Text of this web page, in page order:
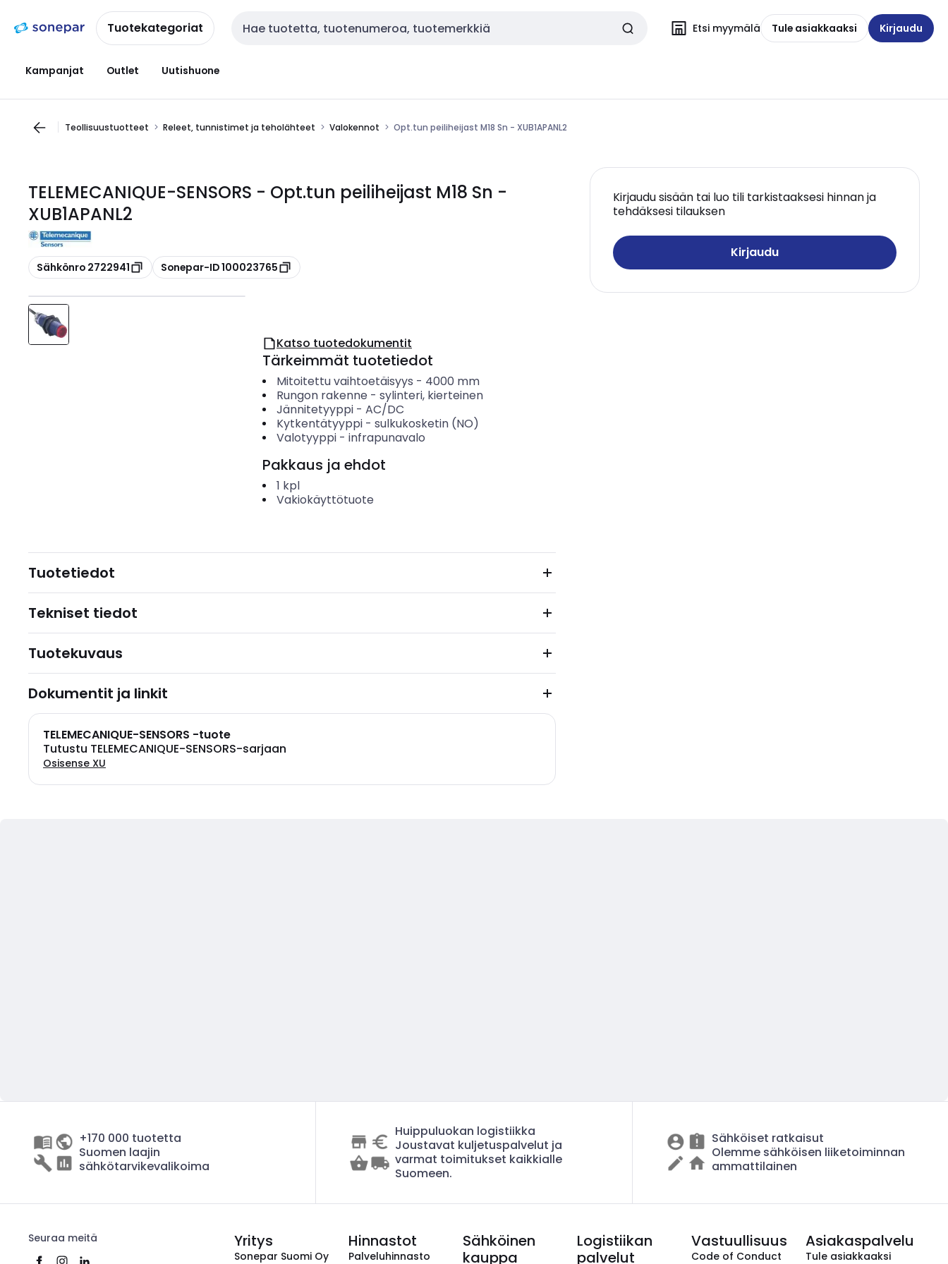
navigointiinsisältöönTuotekategoriat Haku Etsi myymälä Tule asiakkaaksi Kirjaudu
Kampanjat Outlet Uutishuone
Teollisuustuotteet Releet, tunnistimet ja teholähteet Valokennot Opt.tun peiliheijast M18 Sn - XUB1APANL2
TELEMECANIQUE-SENSORS - Opt.tun peiliheijast M18 Sn -
XUB1APANL2
Kopioi
Sähkönro 2722941 Kopioi
Sonepar-ID 100023765
Kirjaudu sisään tai luo tili tarkistaaksesi hinnan ja
tehdäksesi tilauksen
Kirjaudu
Katso tuotedokumentit
Tärkeimmät tuotetiedot
Mitoitettu vaihtoetäisyys - 4000 mm
Rungon rakenne - sylinteri, kierteinen
Jännitetyyppi- AC/DC
Kytkentätyyppi- sulkukosketin (NO)
Valotyyppi- infrapunavalo
Pakkaus ja ehdot
1 kpl
Vakiokäyttötuote
Tuotetiedot
Tekniset tiedot
Tuotekuvaus
Dokumentit ja linkit
TELEMECANIQUE-SENSORS -tuote
Tutustu TELEMECANIQUE-SENSORS-sarjaan
Osisense XU
+170 000 tuotetta
Suomen laajin
sähkötarvikevalikoima
Huippuluokan logistiikka
Joustavat kuljetuspalvelut ja
varmat toimitukset kaikkialle
Suomeen.
Sähköiset ratkaisut
Olemme sähköisen liiketoiminnan
ammattilainen
Seuraa meitä Yritys
Sonepar Suomi Oy
Hinnastot
Palveluhinnasto
Sähköinen
kauppa
Logistiikan
palvelut
Vastuullisuus
Code of Conduct
Asiakaspalvelu
Tule asiakkaaksi